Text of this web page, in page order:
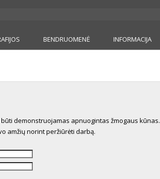
BENDRUOMENĖ INFORMACIJA
demonstruojamas apnuogintas žmogaus kūnas.
amžių norint peržiūrėti darbą.